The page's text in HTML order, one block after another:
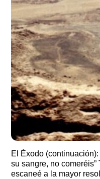
El Éxodo
su sangre, no comeréis”
escaneé a la mayor